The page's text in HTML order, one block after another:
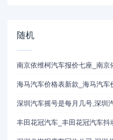
随机
南京依维柯汽车报价七座_南
海马汽车价格表新款_海马汽车
深圳汽车摇号是每月几号,深圳
丰田花冠汽车_丰田花冠汽车抖